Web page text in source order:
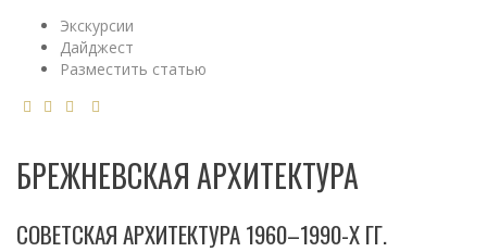
Экскурсии
Дайджест
Разместить статью
БРЕЖНЕВСКАЯ АРХИТЕКТУРА
СОВЕТСКАЯ АРХИТЕКТУРА 1960–1990-Х ГГ.